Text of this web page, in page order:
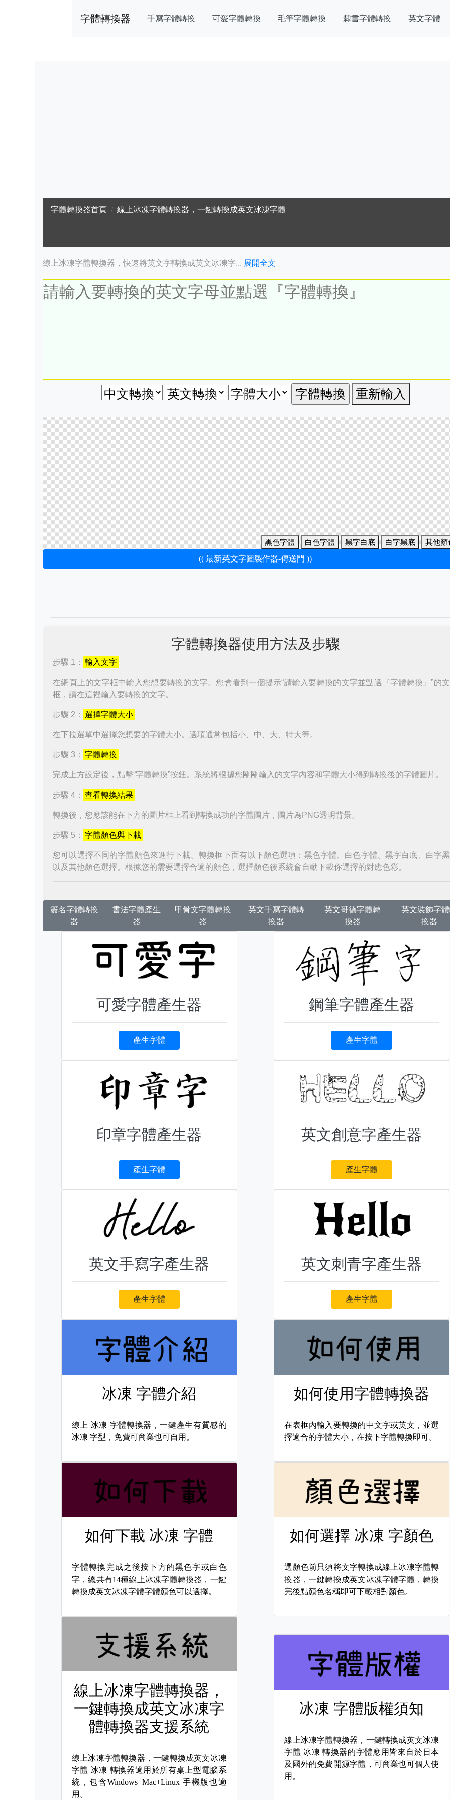
字體轉換器 手寫字體轉換 可愛字體轉換 毛筆字體轉換 隸書字體轉換 英文字體
字體轉換器首頁 線上冰凍字體轉換器，一鍵轉換成英文冰凍字體
線上冰凍字體轉換器，快速將英文字轉換成英文冰凍字... 展開全文
重新輸入
黑色字體 白色字體 黑字白底 白字黑底 其他
(( 最新英文字圖製作器-傳送門 ))
字體轉換器使用方法及步驟
步驟 1： 輸入文字
在網頁上的文字框中輸入您想要轉換的文字。您會看到一個提示“請輸入要轉換的文字並點選『字體轉換』”的
框，請在這裡輸入要轉換的文字。
步驟 2： 選擇字體大小
在下拉選單中選擇您想要的字體大小。選項通常包括小、中、大、特大等。
步驟 3： 字體轉換
完成上方設定後，點擊“字體轉換”按鈕。系統將根據您剛剛輸入的文字內容和字體大小得到轉換後的字體圖片。
步驟 4： 查看轉換結果
轉換後，您應該能在下方的圖片框上看到轉換成功的字體圖片，圖片為PNG透明背景。
步驟 5： 字體顏色與下載
您可以選擇不同的字體顏色來進行下載。轉換框下面有以下顏色選項：黑色字體、白色字體、黑字白底、白字
以及其他顏色選擇。根據您的需要選擇合適的顏色，選擇顏色後系統會自動下載你選擇的對應色彩。
簽名字體轉換
器
書法字體產生
器
甲骨文字體轉換
器
英文手寫字體轉
換器
英文哥德字體轉
換器
英文裝飾字
換器
可愛字體產生器
產生字體
鋼筆字體產生器
產生字體
印章字體產生器
產生字體
英文創意字產生器
產生字體
英文手寫字產生器
產生字體
英文刺青字產生器
產生字體
冰凍 字體介紹
線上 冰凍 字體轉換器，一鍵產生有質感的
冰凍 字型，免費可商業也可自用。
如何使用字體轉換器
在表框內輸入要轉換的中文字或英文，並選
擇適合的字體大小，在按下字體轉換即可。
如何下載 冰凍 字體
字體轉換完成之後按下方的黑色字或白色
字，總共有14種線上冰凍字體轉換器，一鍵
轉換成英文冰凍字體字體顏色可以選擇。
如何選擇 冰凍 字顏色
選顏色前只須將文字轉換成線上冰凍字體轉
換器，一鍵轉換成英文冰凍字體字體，轉換
完後點顏色名稱即可下載相對顏色。
線上冰凍字體轉換器，
一鍵轉換成英文冰凍字
體轉換器支援系統
線上冰凍字體轉換器，一鍵轉換成英文冰凍
字體 冰凍 轉換器適用於所有桌上型電腦系
統，包含Windows+Mac+Linux 手機版也適
用。
冰凍 字體版權須知
線上冰凍字體轉換器，一鍵轉換成英文冰凍
字體 冰凍 轉換器的字體應用皆來自於日本
及國外的免費開源字體，可商業也可個人使
用。